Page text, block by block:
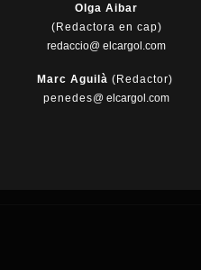
Olga Aibar
(Redactora en cap)
redaccio@ elcargol.com
Marc Aguilà (Redactor)
penedes@ elcargol.com